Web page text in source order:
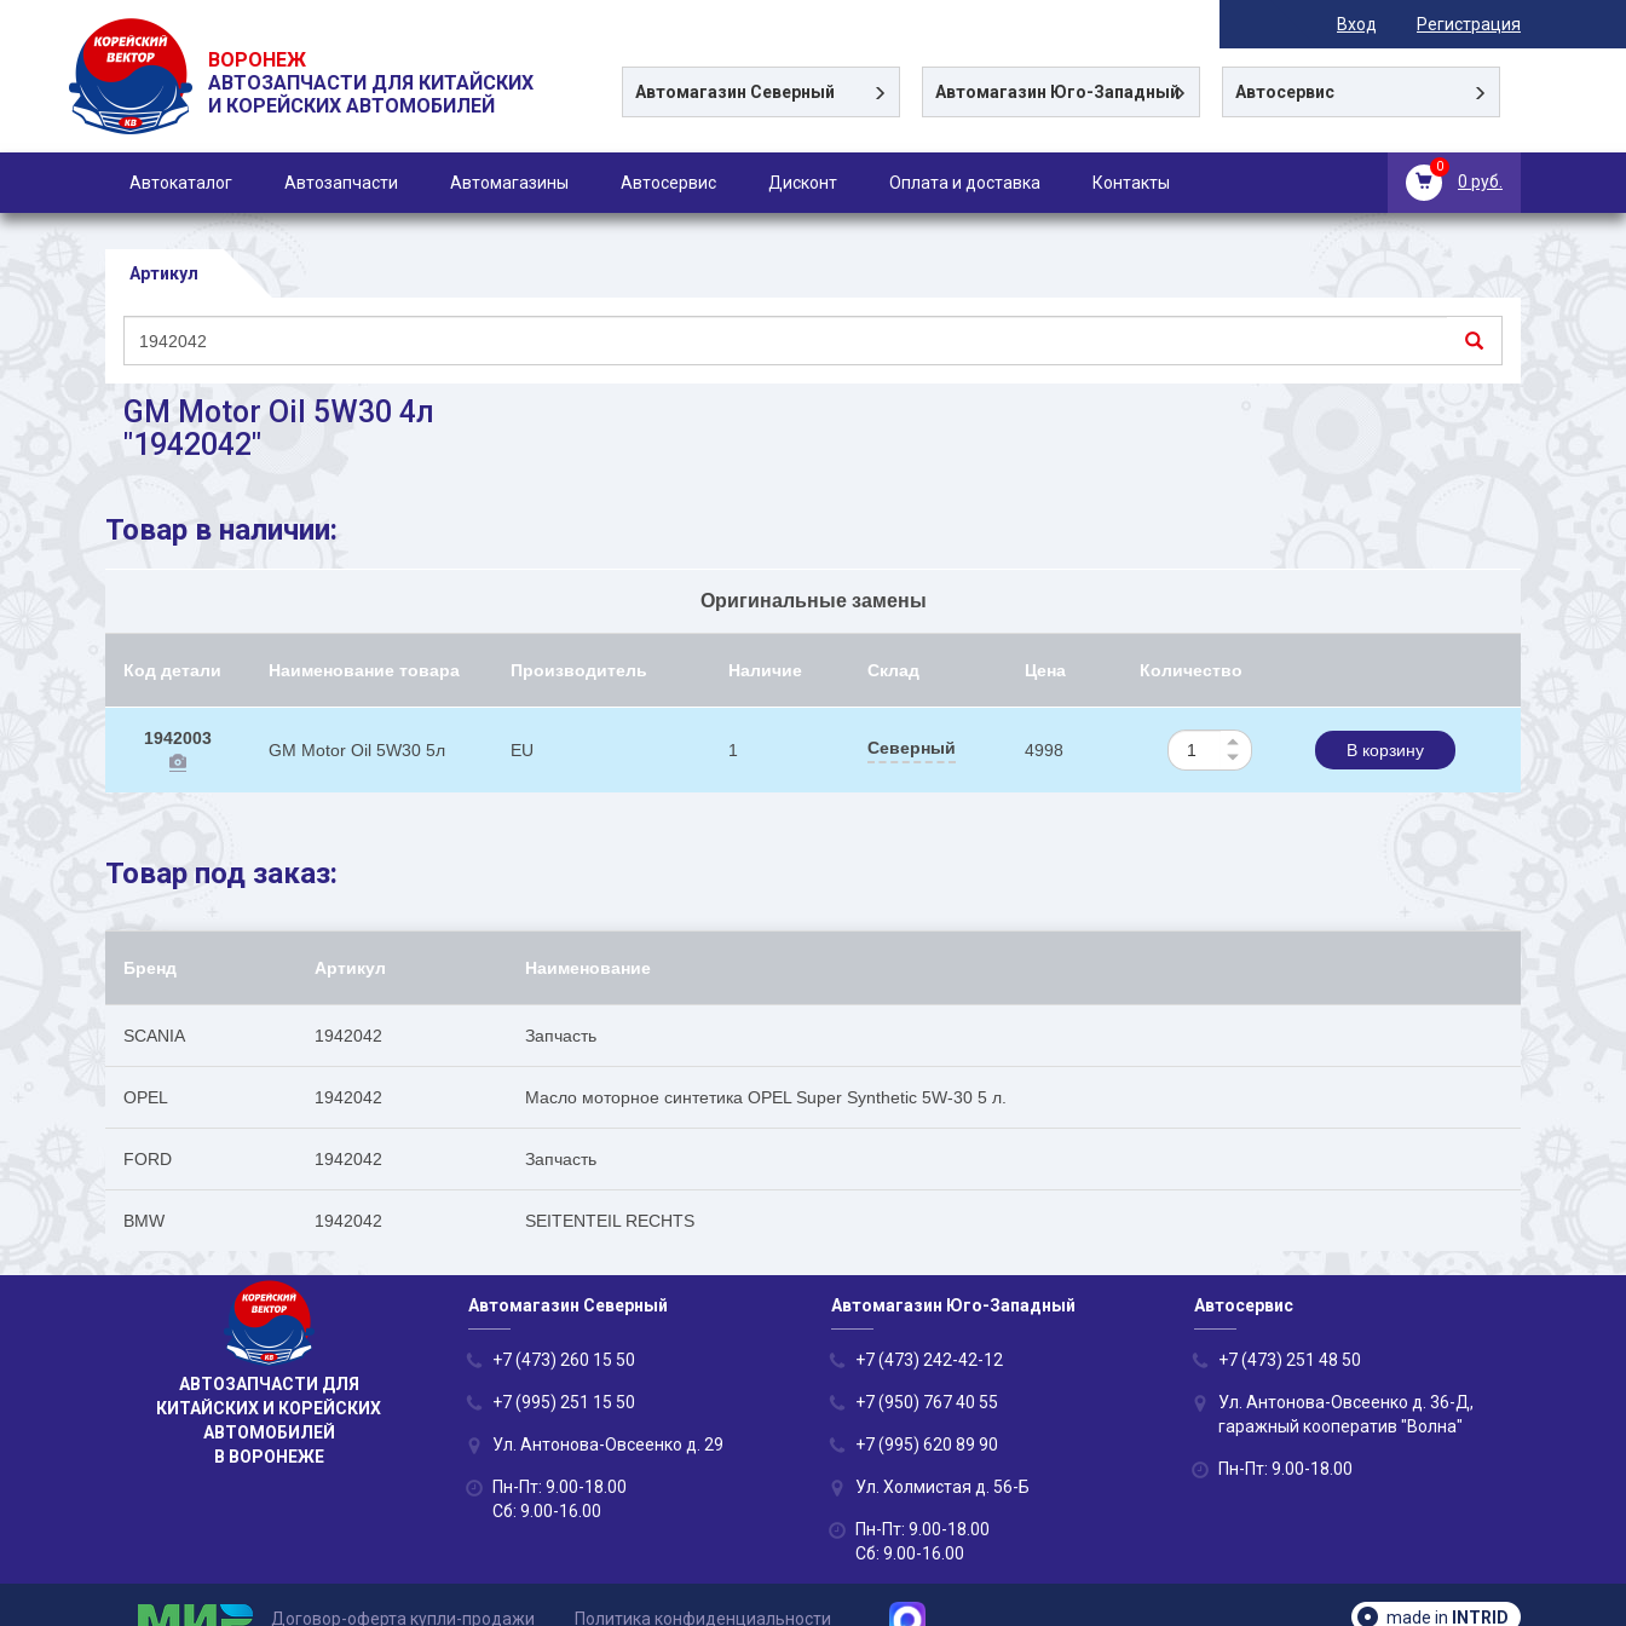
Вход Регистрация
ВОРОНЕЖ
АВТОЗАПЧАСТИ ДЛЯ КИТАЙСКИХ
И КОРЕЙСКИХ АВТОМОБИЛЕЙ
Автомагазин Северный Автомагазин Юго-Западный Автосервис
0
0 руб.
Автокаталог Автозапчасти Автомагазины Автосервис Дисконт Оплата и доставка Контакты
Артикул
GM Motor Oil 5W30 4л
"1942042"
Товар в наличии:
Оригинальные замены
Код детали Наименование товара Производитель Наличие Склад Цена Количество
1942003
GM Motor Oil 5W30 5л EU 1 Северный 4998 В корзину
Товар под заказ:
Бренд Артикул Наименование
SCANIA 1942042 Запчасть
OPEL 1942042 Масло моторное синтетика OPEL Super Synthetic 5W-30 5 л.
FORD 1942042 Запчасть
BMW 1942042 SEITENTEIL RECHTS
АВТОЗАПЧАСТИ ДЛЯ
КИТАЙСКИХ И КОРЕЙСКИХ
АВТОМОБИЛЕЙ
В ВОРОНЕЖЕ
Автомагазин Северный
+7 (473) 260 15 50
+7 (995) 251 15 50
Ул. Антонова-Овсеенко д. 29
Пн-Пт: 9.00-18.00
Сб: 9.00-16.00
Автомагазин Юго-Западный
+7 (473) 242-42-12
+7 (950) 767 40 55
+7 (995) 620 89 90
Ул. Холмистая д. 56-Б
Пн-Пт: 9.00-18.00
Сб: 9.00-16.00
Автосервис
+7 (473) 251 48 50
Ул. Антонова-Овсеенко д. 36-Д,
гаражный кооператив "Волна"
Пн-Пт: 9.00-18.00
Договор-оферта купли-продажи Политика конфиденциальности made in INTRID